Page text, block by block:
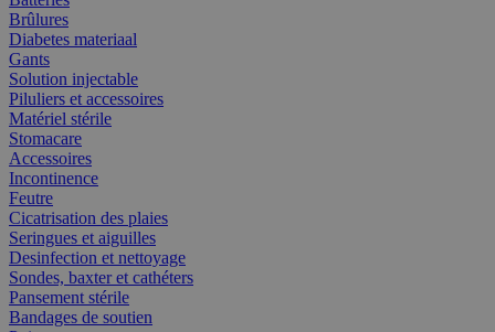
Brûlures
Diabetes materiaal
Gants
Solution injectable
Piluliers et accessoires
Matériel stérile
Stomacare
Accessoires
Incontinence
Feutre
Cicatrisation des plaies
Seringues et aiguilles
Desinfection et nettoyage
Sondes, baxter et cathéters
Pansement stérile
Bandages de soutien